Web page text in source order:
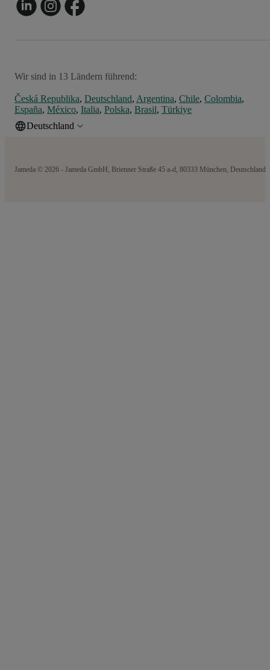
Wir sind in 13 Ländern führend:
Česká Republika, Deutschland, Argentina, Chile, Colombia,
España, México, Italia, Polska, Brasil, Türkiye
Deutschland
Jameda © 2026 - Jameda GmbH, Brienner Straße 45 a-d, 80333 München, Deutschland